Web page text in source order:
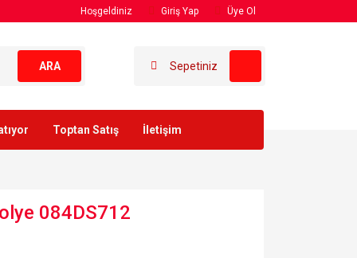
Hoşgeldiniz Giriş Yap Üye Ol
ARA Sepetiniz
Toptan Satış İletişim
084DS712